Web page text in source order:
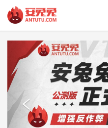

Previous